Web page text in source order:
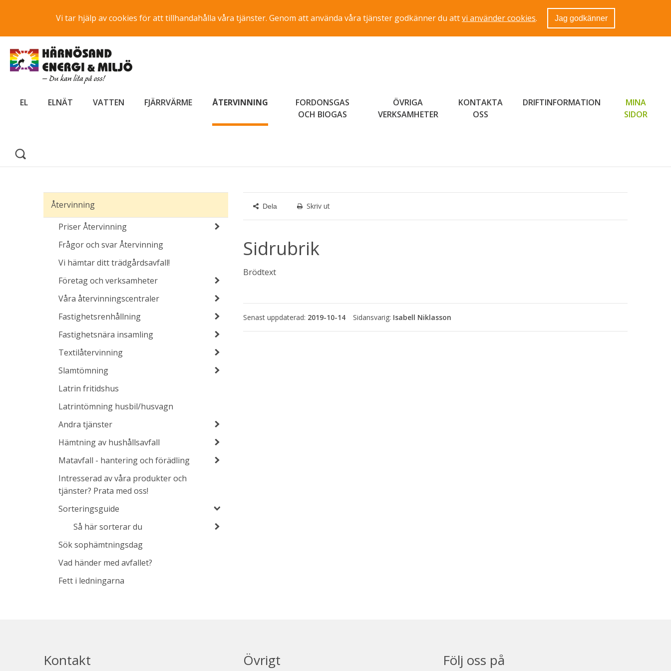
Vi tar hjälp av cookies för att tillhandahålla våra tjänster. Genom att använda våra tjänster godkänner du attvi använder cookies. Jag godkänner
EL ELNÄT VATTEN FJÄRRVÄRME ÅTERVINNING
FORDONSGAS
OCH BIOGAS
ÖVRIGA
VERKSAMHETER
KONTAKTA
OSS
DRIFTINFORMATION
MINA
SIDOR
Återvinning
Priser Återvinning
Frågor och svar Återvinning
Vi hämtar ditt trädgårdsavfall!
Företag och verksamheter
Våra återvinningscentraler
Fastighetsrenhållning
Fastighetsnära insamling
Textilåtervinning
Slamtömning
Latrin fritidshus
Latrintömning husbil/husvagn
Andra tjänster
Hämtning av hushållsavfall
Matavfall - hantering och förädling
Intresserad av våra produkter och
tjänster? Prata med oss!
Sorteringsguide
Så här sorterar du
Sök sophämtningsdag
Vad händer med avfallet?
Fett i ledningarna
Dela Skriv ut
Sidrubrik
Brödtext
Senast uppdaterad: 2019-10-14 Isabell Niklasson
Kontakt Övrigt Följ oss på